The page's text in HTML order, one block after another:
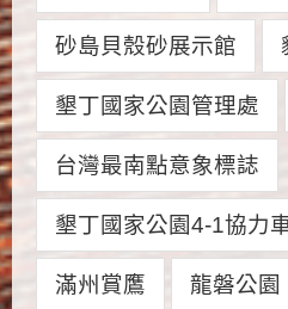
砂島貝殼砂展示館
墾丁國家公園管理處
台灣最南點意象標誌
墾丁國家公園4-1協力
滿州賞鷹 龍磐公園